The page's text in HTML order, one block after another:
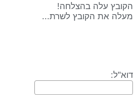
הקובץ עלה בהצלחה!
מעלה את הקובץ לשרת...
דוא"ל: